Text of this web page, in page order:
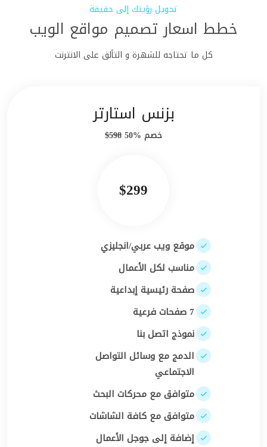
تحويل رؤيتك إلى حقيقة
خطط اسعار تصميم مواقع الويب
كل ما تحتاجه للشهرة و التألق على الانترنت
بزنس استارتر
خصم %50 598$
$299
موقع ويب عربي/انجليزي
مناسب لكل الأعمال
صفحة رئيسية إبداعية
7 صفحات فرعية
نموذج اتصل بنا
الدمج مع وسائل التواصل
الاجتماعي
متوافق مع محركات البحث
متوافق مع كافة الشاشات
إضافة إلى جوجل الأعمال